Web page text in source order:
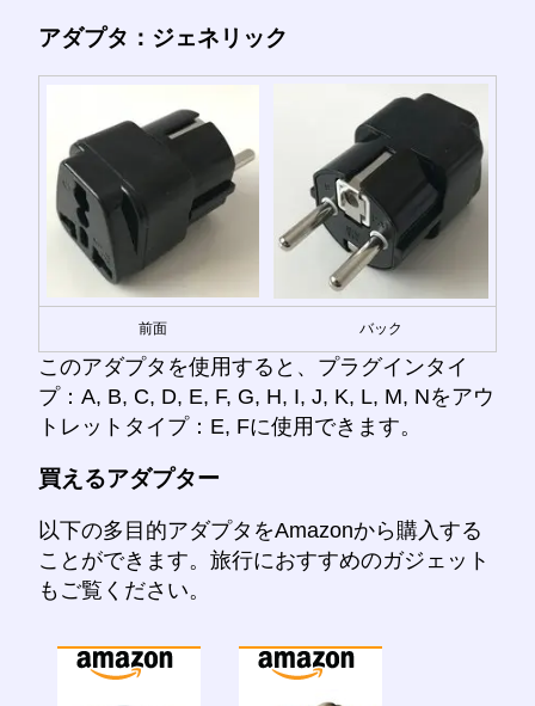
アダプタ：ジェネリック
前面 バック
このアダプタを使用すると、プラグインタイ
プ：A, B, C, D, E, F, G, H, I, J, K, L, M, Nをアウ
トレットタイプ：E, Fに使用できます。
買えるアダプター
以下の多目的アダプタをAmazonから購入する
ことができます。旅行におすすめのガジェット
もご覧ください。